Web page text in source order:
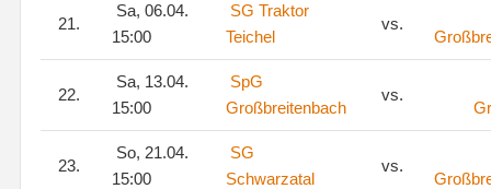
21.
Sa, 06.04.
15:00
SG Traktor
Teichel
vs.
22.
Sa, 13.04.
15:00
SpG
Großbreitenbach
vs.
23.
So, 21.04.
15:00
SG
Schwarzatal
vs.